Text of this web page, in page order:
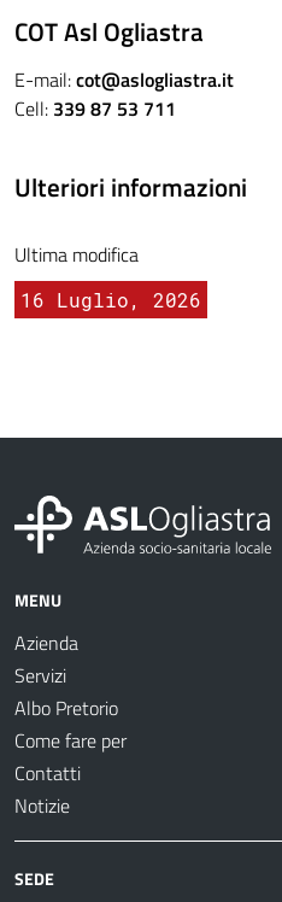
COT Asl Ogliastra
E-mail:cot@aslogliastra.it
Cell: 339 87 53 711
Ulteriori informazioni
Ultima modifica
16 Luglio, 2026
MENU
Azienda
Servizi
Albo Pretorio
Come fare per
Contatti
Notizie
SEDE